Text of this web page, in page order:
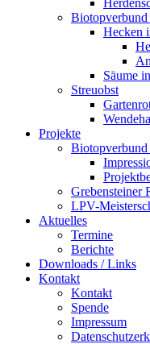
Biotopverbund
Hecken
Säume
Streuobst
Projekte
Biotopverbund
Grebensteiner
LPV-
Aktuelles
Termine
Berichte
Downloads / Links
Kontakt
Kontakt
Spende
Impressum